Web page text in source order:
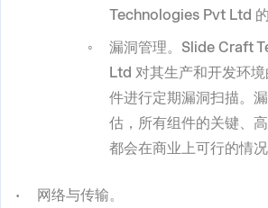
Technologies Pvt Ltd
漏洞管理。Slide Craft
Ltd 对其生产和开发环
件进行定期漏洞扫描。
估，所有组件的关键、
都会在商业上可行的情况
网络与传输。